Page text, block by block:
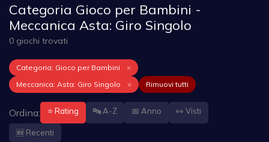
Categoria Gioco per Bambini -
Meccanica Asta: Giro Singolo
0 giochi trovati
Categoria: Gioco per Bambini
×
Meccanica: Asta: Giro Singolo
× Rimuovi tutti
Ordina: ⭐ Rating 🔤 A-Z 📅 Anno 👀 Visti
🆕 Recenti